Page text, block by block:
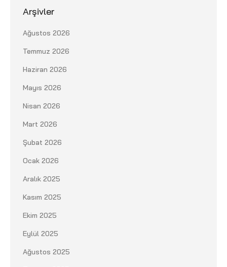
Arşivler
Ağustos 2026
Temmuz 2026
Haziran 2026
Mayıs 2026
Nisan 2026
Mart 2026
Şubat 2026
Ocak 2026
Aralık 2025
Kasım 2025
Ekim 2025
Eylül 2025
Ağustos 2025